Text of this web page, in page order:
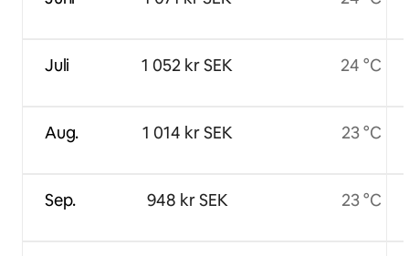
Juli
Aug.
Sep.
1 052 kr SEK
1 014 kr SEK
948 kr SEK
24 °C
23 °C
23 °C